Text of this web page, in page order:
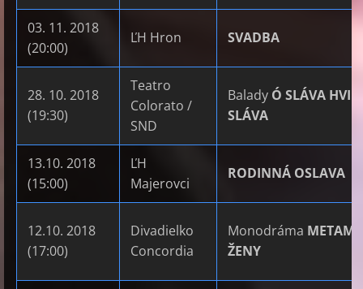
03. 11. 2018
(20:00)
ĽH Hron SVADBA
28. 10. 2018
(19:30)
Teatro
Colorato /
SND
Balady Ó SLÁVA
SLÁVA
13.10. 2018
(15:00)
ĽH
Majerovci
RODINNÁ OSLAVA
12.10. 2018
(17:00)
Divadielko
Concordia
Monodráma
ŽENY